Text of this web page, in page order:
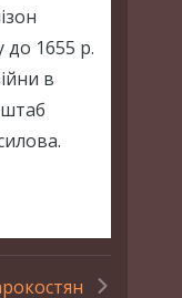
до 1655 р.
в
штаб